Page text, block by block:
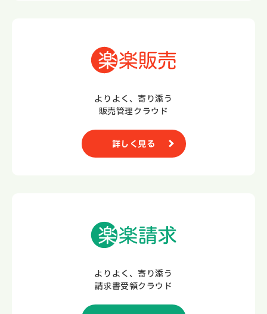
よりよく、寄り添う
販売管理クラウド
詳しく見る
よりよく、寄り添う
請求書受領クラウド